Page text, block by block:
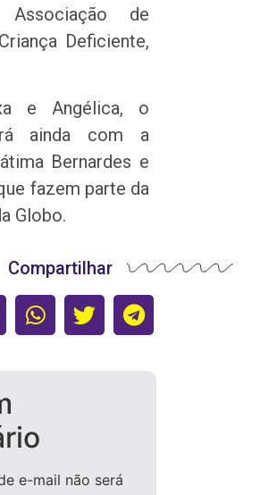
Associação de
Deficiente,
e Angélica, o
ainda com a
Bernardes e
fazem parte da
Globo.
Compartilhar
e-mail não será